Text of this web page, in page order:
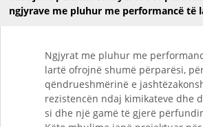
ngjyrave me pluhur me performancë të
Ngjyrat me pluhur me
lartë ofrojnë shumë përparësi,
qëndrueshmërinë e
rezistencën ndaj kimikateve dhe
si dhe një gamë të gjerë